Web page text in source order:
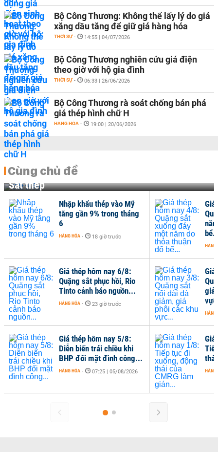
Bộ Công Thương: Không thể lấy lý do giá
xăng dầu tăng để giữ giá hàng hóa
THỜI SỰ - 14:55 | 04/07/2026
Bộ Công Thương nghiên cứu giá điện
theo giờ với hộ gia đình
THỜI SỰ - 06:33 | 26/06/2026
Bộ Công Thương rà soát chống bán phá
giá thép hình chữ H
HÀNG HÓA - 19:00 | 20/06/2026
Cùng chủ đề
Sắt thép
Nhập khẩu thép vào Mỹ
tăng gần 9% trong tháng
6
HÀNG HÓA - 18 giờ trước
Giá thép hôm nay 6/8:
Quặng sắt phục hồi, Rio
Tinto cảnh báo nguồn...
HÀNG HÓA - 23 giờ trước
Giá thép hôm nay 5/8:
Diễn biến trái chiều khi
BHP đối mặt đình công...
HÀNG HÓA - 07:25 | 05/08/2026
HÀNG
HÀNG
HÀNG